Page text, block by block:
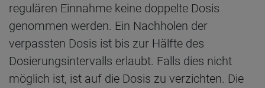
regulären Einnahme keine doppelte Dosis
genommen werden. Ein Nachholen der
verpassten Dosis ist bis zur Hälfte des
Dosierungsintervalls erlaubt. Falls dies nicht
möglich ist, ist auf die Dosis zu verzichten. Die